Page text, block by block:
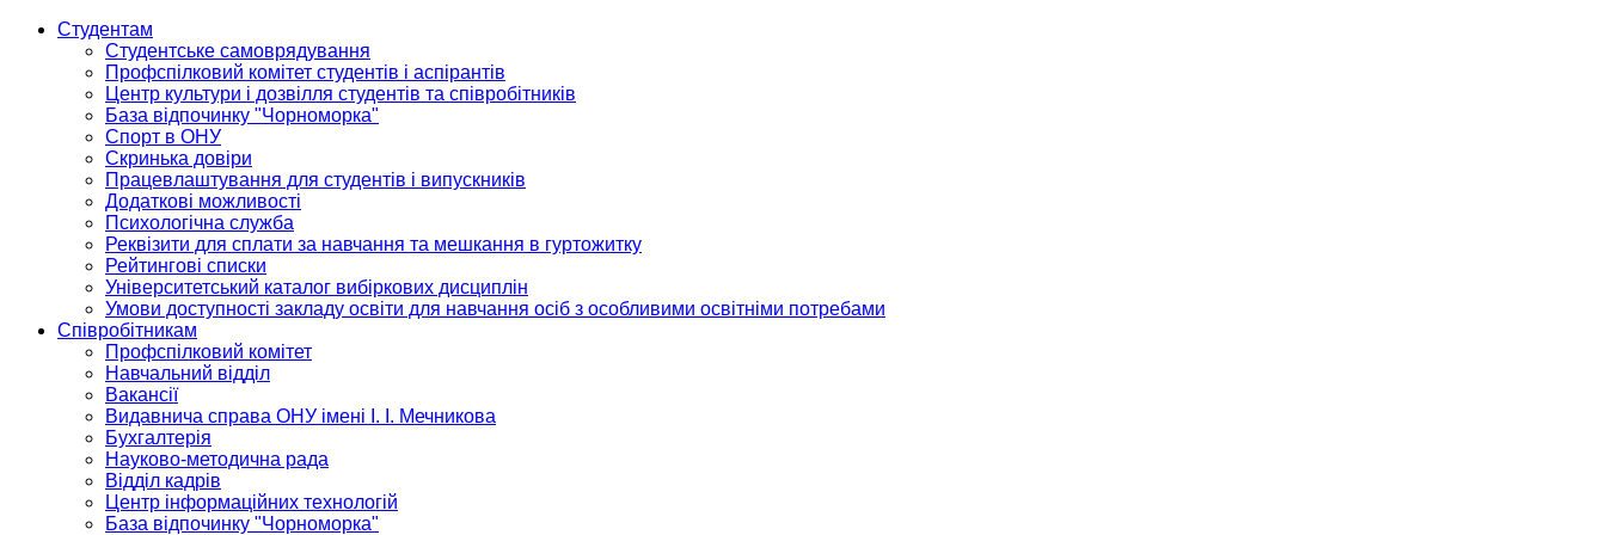
Студентам
Студентське самоврядування
Профспілковий комітет студентів і аспірантів
Центр культури і дозвілля студентів та співробітників
База відпочинку "Чорноморка"
Спорт в ОНУ
Скринька довіри
Працевлаштування для студентів і випускників
Додаткові можливості
Психологічна служба
Реквізити для сплати за навчання та мешкання в гуртожитку
Рейтингові списки
Університетський каталог вибіркових дисциплін
Умови доступності закладу освіти для навчання осіб з особливими освітніми потребами
Співробітникам
Профспілковий комітет
Навчальний відділ
Вакансії
Видавнича справа ОНУ імені І. І. Мечникова
Бухгалтерія
Науково-методична рада
Відділ кадрів
Центр інформаційних технологій
База відпочинку "Чорноморка"